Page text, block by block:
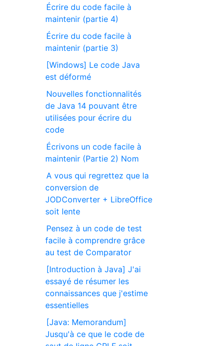
Écrire du code facile à
maintenir (partie 4)
Écrire du code facile à
maintenir (partie 3)
[Windows] Le code Java
est déformé
Nouvelles fonctionnalités
de Java 14 pouvant être
utilisées pour écrire du
code
Écrivons un code facile à
maintenir (Partie 2) Nom
A vous qui regrettez que la
conversion de
JODConverter + LibreOffice
soit lente
Pensez à un code de test
facile à comprendre grâce
au test de Comparator
[Introduction à Java] J'ai
essayé de résumer les
connaissances que j'estime
essentielles
[Java: Memorandum]
Jusqu'à ce que le code de